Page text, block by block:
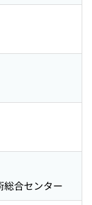
合センター